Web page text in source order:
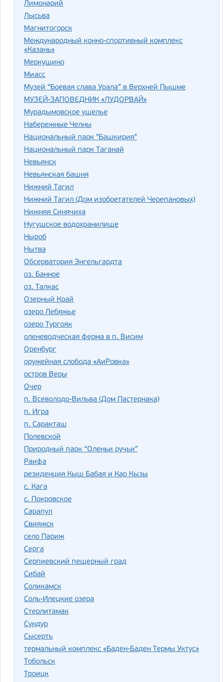
Лимонарий
Лысьва
Магнитогорск
Международный конно-спортивный комплекс
«Казань»
Меркушино
Миасс
Музей “Боевая слава Урала” в Верхней Пышме
МУЗЕЙ-ЗАПОВЕДНИК «ЛУДОРВАЙ»
Мурадымовское ущелье
Набережные Челны
Национальный парк "Башкирия"
Национальный парк Таганай
Невьянск
Невьянская башня
Нижний Тагил
Нижний Тагил (Дом изобретателей Черепановых)
Нижняя Синячиха
Нугушское водохранилище
Ныроб
Нытва
Обсерватория Энгельгардта
оз. Банное
оз. Талкас
Озерный Край
озеро Лебяжье
озеро Тургояк
оленеводческая ферма в п. Висим
Оренбург
оружейная слобода «АиРовка»
остров Веры
Очер
п. Всеволодо-Вильва (Дом Пастернака)
п. Игра
п. Саракташ
Полевской
Природный парк “Оленьи ручьи”
Раифа
резиденция Кыш Бабая и Кар Кызы
с. Кага
с. Покровское
Сарапул
Свияжск
село Париж
Серга
Серпиевский пещерный град
Сибай
Соликамск
Соль-Илецкие озера
Стерлитамак
Сундур
Сысерть
термальный комплекс «Баден-Баден Термы Уктус»
Тобольск
Троицк